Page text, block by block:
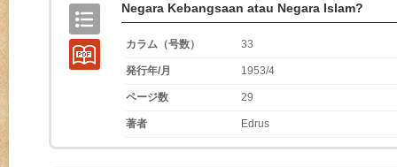
Negara Kebangsaan atau Negara Islam?
カラム（号数） 33
発行年/月 1953/4
ページ数 29
著者 Edrus